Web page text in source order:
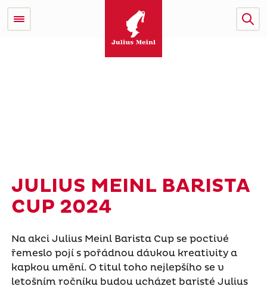
Na akci Julius Meinl Barista Cup se poctivé
řemeslo pojí s pořádnou dávkou kreativity a
kapkou umění. O titul toho nejlepšího se v
letošním ročníku budou ucházet baristé Julius
JULIUS MEINL BARISTA
CUP 2024